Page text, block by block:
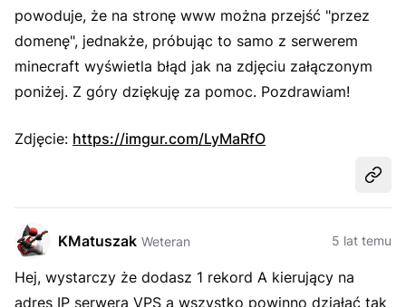
powoduje, że na stronę www można przejść "przez
domenę", jednakże, próbując to samo z serwerem
minecraft wyświetla błąd jak na zdjęciu załączonym
poniżej. Z góry dziękuję za pomoc. Pozdrawiam!
Zdjęcie: https://imgur.com/LyMaRfO
KMatuszak Weteran 5 lat temu
Hej, wystarczy że dodasz 1 rekord A kierujący na
adres IP serwera VPS a wszystko powinno działać tak